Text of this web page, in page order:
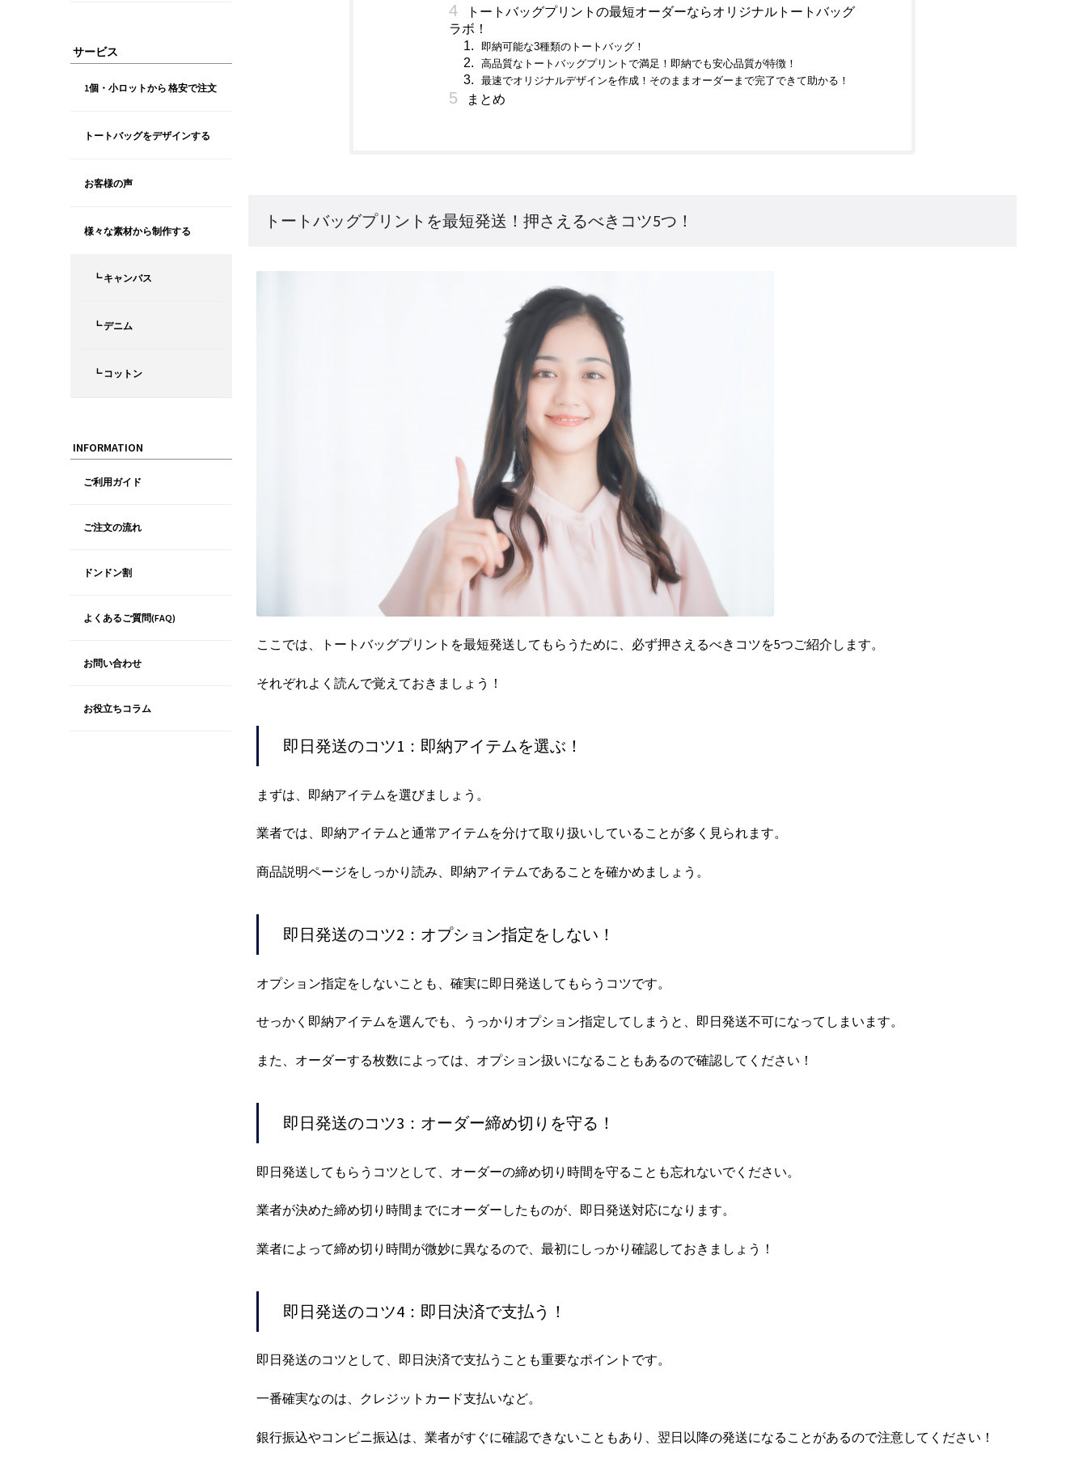
トートバッグプリントの最短オーダーならオリジナルトートバッグ
ラボ！
即納可能な3種類のトートバッグ！
高品質なトートバッグプリントで満足！即納でも安心品質が特徴！
最速でオリジナルデザインを作成！そのままオーダーまで完了できて助かる！
まとめ
トートバッグプリントを最短発送！押さえるべきコツ5つ！
ここでは、トートバッグプリントを最短発送してもらうために、必ず押さえるべきコツを5つご紹介します。
それぞれよく読んで覚えておきましょう！
即日発送のコツ1：即納アイテムを選ぶ！
まずは、即納アイテムを選びましょう。
業者では、即納アイテムと通常アイテムを分けて取り扱いしていることが多く見られます。
商品説明ページをしっかり読み、即納アイテムであることを確かめましょう。
即日発送のコツ2：オプション指定をしない！
オプション指定をしないことも、確実に即日発送してもらうコツです。
せっかく即納アイテムを選んでも、うっかりオプション指定してしまうと、即日発送不可になってしまいます。
また、オーダーする枚数によっては、オプション扱いになることもあるので確認してください！
即日発送のコツ3：オーダー締め切りを守る！
即日発送してもらうコツとして、オーダーの締め切り時間を守ることも忘れないでください。
業者が決めた締め切り時間までにオーダーしたものが、即日発送対応になります。
業者によって締め切り時間が微妙に異なるので、最初にしっかり確認しておきましょう！
即日発送のコツ4：即日決済で支払う！
即日発送のコツとして、即日決済で支払うことも重要なポイントです。
一番確実なのは、クレジットカード支払いなど。
銀行振込やコンビニ振込は、業者がすぐに確認できないこともあり、翌日以降の発送になることがあるので注意してください！
サービス
1個・小ロットから 格安で注文
トートバッグをデザインする
お客様の声
様々な素材から制作する
┗ キャンバス
┗ デニム
┗ コットン
INFORMATION
ご利用ガイド
ご注文の流れ
ドンドン割
よくあるご質問(FAQ)
お問い合わせ
お役立ちコラム